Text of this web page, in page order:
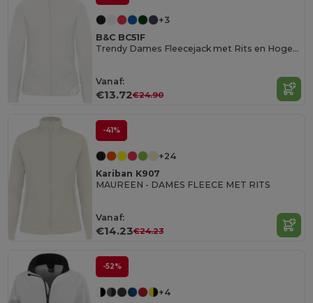
+3
B&C BC51F
Trendy Dames Fleecejack met Rits en Hoge Kraag
Vanaf:
€13.72€24.90
-41%
+24
Kariban K907
MAUREEN - DAMES FLEECE MET RITS
Vanaf:
€14.23€24.23
-52%
+4